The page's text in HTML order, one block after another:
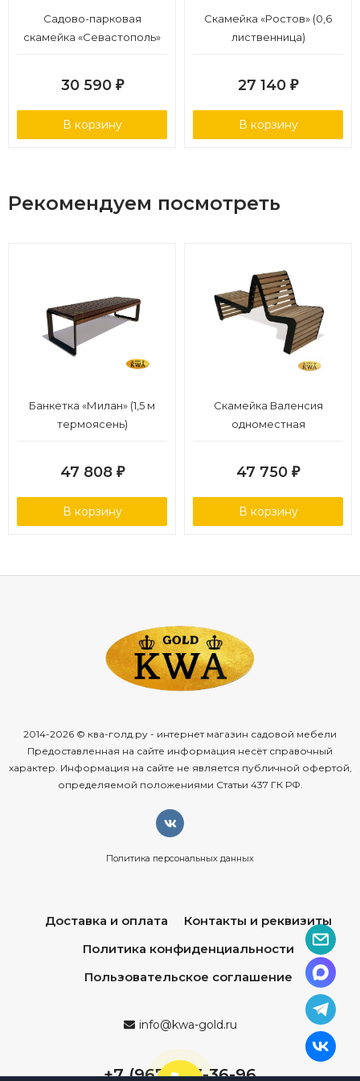
Садово-парковая
скамейка «Севастополь»
30 590 ₽
В корзину
Скамейка «Ростов» (0,6
лиственница)
27 140 ₽
В корзину
Рекомендуем посмотреть
Банкетка «Милан» (1,5 м
термоясень)
47 808 ₽
В корзину
Скамейка Валенсия
одноместная
47 750 ₽
В корзину
2014-2026 © ква-голд.ру - интернет магазин садовой мебели
Предоставленная на сайте информация несёт справочный
характер. Информация на сайте не является публичной офертой,
определяемой положениями Статьи 437 ГК РФ.
Политика персональных данных
Доставка и оплата
Контакты и реквизиты
Политика конфиденциальности
Пользовательское соглашение
info@kwa-gold.ru
+7 (967) 013-36-96